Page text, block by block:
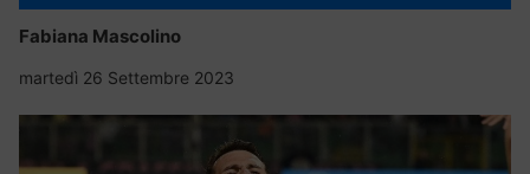
Fabiana Mascolino
martedì 26 Settembre 2023